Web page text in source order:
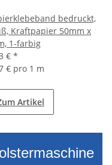
bedruckt,
Kraftpapier 50mm x
1-farbig
€ *
€ pro 1 m
Artikel